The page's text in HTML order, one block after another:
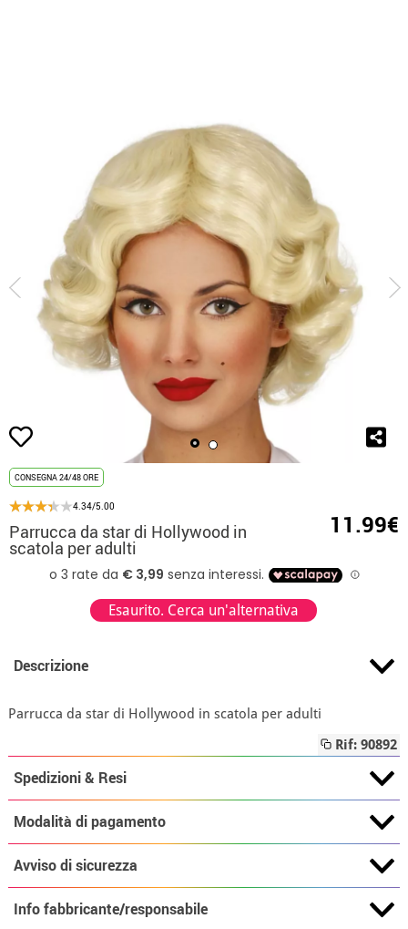
CONSEGNA 24/48 ORE
4.34/5.00
Parrucca da star di Hollywood in
scatola per adulti
11.99€
Esaurito. Cerca un'alternativa
Descrizione
Parrucca da star di Hollywood in scatola per adulti
Rif: 90892
Spedizioni & Resi
Modalità di pagamento
Avviso di sicurezza
Info fabbricante/responsabile